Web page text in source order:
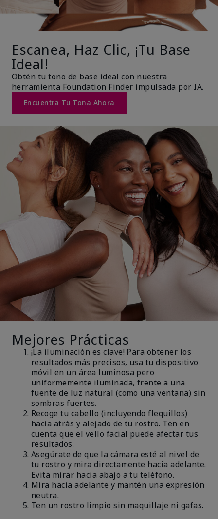
Escanea, Haz Clic, ¡Tu Base
Ideal!
Obtén tu tono de base ideal con nuestra
herramienta Foundation Finder impulsada por IA.
Encuentra Tu Tona Ahora
Mejores Prácticas
¡La iluminación es clave! Para obtener los
resultados más precisos, usa tu dispositivo
móvil en un área luminosa pero
uniformemente iluminada, frente a una
fuente de luz natural (como una ventana) sin
sombras fuertes.
Recoge tu cabello (incluyendo flequillos)
hacia atrás y alejado de tu rostro. Ten en
cuenta que el vello facial puede afectar tus
resultados.
Asegúrate de que la cámara esté al nivel de
tu rostro y mira directamente hacia adelante.
Evita mirar hacia abajo a tu teléfono.
Mira hacia adelante y mantén una expresión
neutra.
Ten un rostro limpio sin maquillaje ni gafas.